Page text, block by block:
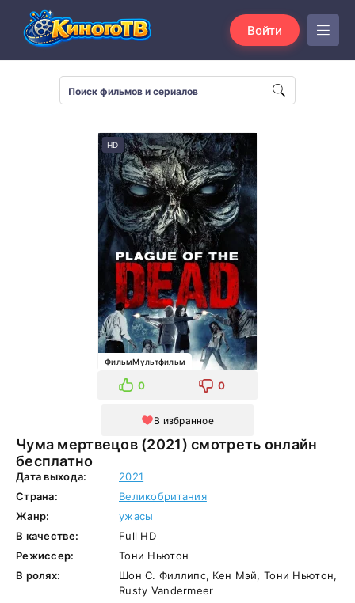
Войти
Чума мертвецов (2021) смотреть онлайн
бесплатно
HD
ФильмМультфильм
0 0
В избранное
Дата выхода:
2021
Страна:
Великобритания
Жанр:
ужасы
В качестве:
Full HD
Режиссер:
Тони Ньютон
В ролях:
Шон С. Филлипс, Кен Мэй, Тони Ньютон,
Rusty Vandermeer